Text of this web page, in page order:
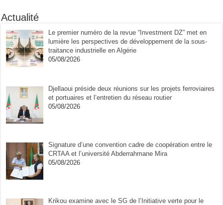
Actualité
Le premier numéro de la revue “Investment DZ” met en
lumière les perspectives de développement de la sous-
traitance industrielle en Algérie
05/08/2026
Djellaoui préside deux réunions sur les projets ferroviaires
et portuaires et l’entretien du réseau routier
05/08/2026
Signature d’une convention cadre de coopération entre le
CRTAA et l’université Abderrahmane Mira
05/08/2026
Krikou examine avec le SG de l’Initiative verte pour le